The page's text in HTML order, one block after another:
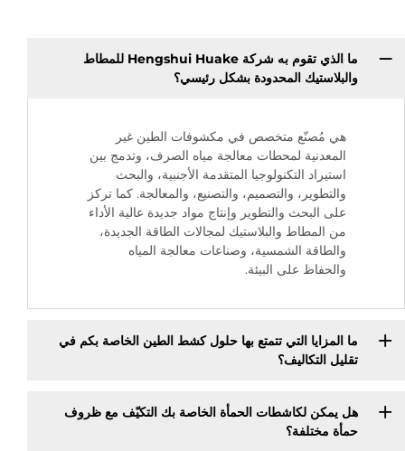
ما الذي تقوم به شركة Hengshui Huake للمطاط
والبلاستيك المحدودة بشكل رئيسي؟
هي مُصنّع متخصص في مكشوفات الطين غير
المعدنية لمحطات معالجة مياه الصرف، وتدمج بين
استيراد التكنولوجيا المتقدمة الأجنبية، والبحث
والتطوير، والتصميم، والتصنيع، والمعالجة. كما تركز
على البحث والتطوير وإنتاج مواد جديدة عالية الأداء
من المطاط والبلاستيك لمجالات الطاقة الجديدة،
والطاقة الشمسية، وصناعات معالجة المياه
والحفاظ على البيئة.
ما المزايا التي تتمتع بها حلول كشط الطين الخاصة بكم في
تقليل التكاليف؟
هل يمكن لكاشطات الحمأة الخاصة بك التكيّف مع ظروف
حمأة مختلفة؟